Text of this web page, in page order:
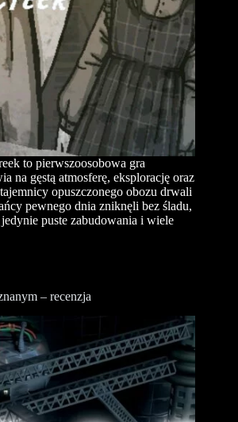
to pierwszoosobowa gra
na gęstą atmosferę, eksplorację oraz
opuszczonego obozu drwali
pewnego dnia zniknęli bez śladu,
puste zabudowania i wiele
– recenzja